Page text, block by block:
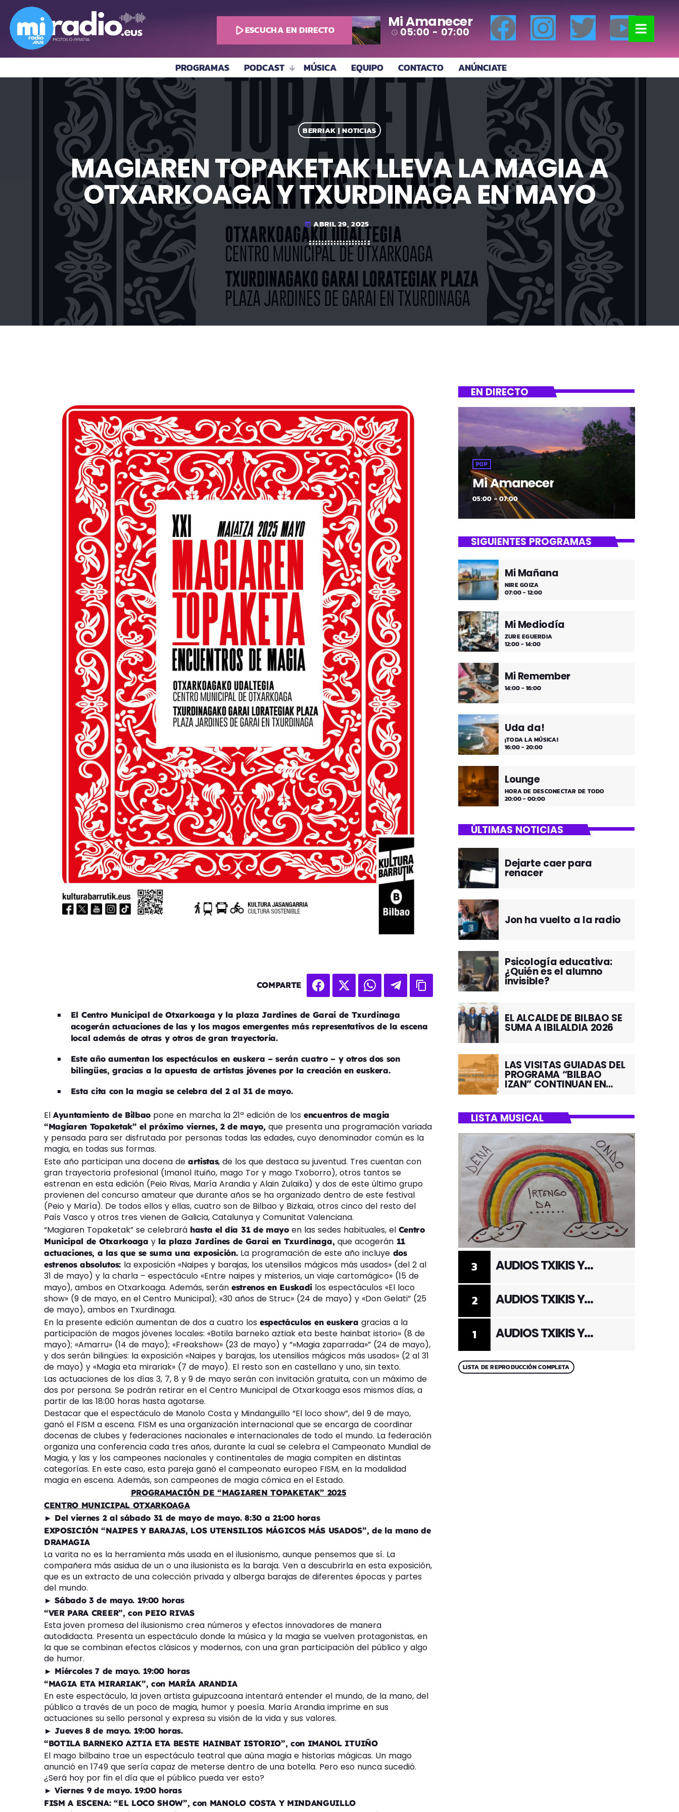
play_arrowESCUCHA EN DIRECTO Mi Amanecer
access_time 05:00 - 07:00
PROGRAMAS PODCAST MÚSICA EQUIPO CONTACTO ANÚNCIATE
BERRIAK | NOTICIAS
MAGIAREN TOPAKETAK LLEVA LA MAGIA A
OTXARKOAGA Y TXURDINAGA EN MAYO
today ABRIL 29, 2025
COMPARTE
El Centro Municipal de Otxarkoaga y la plaza Jardines de Garai de Txurdinaga
acogerán actuaciones de las y los magos emergentes más representativos de la escena
local además de otras y otros de gran trayectoria.
Este año aumentan los espectáculos en euskera – serán cuatro – y otros dos son
bilingües, gracias a la apuesta de artistas jóvenes por la creación en euskera.
Esta cita con la magia se celebra del 2 al 31 de mayo.
El Ayuntamiento de Bilbaopone en marcha la 21ª edición de los encuentros de magia
“Magiaren Topaketak” el próximo viernes, 2 de mayo,que presenta una programación variada
y pensada para ser disfrutada por personas todas las edades, cuyo denominador común es la
magia, en todas sus formas.
Este año participan una docena de artistas, de los que destaca su juventud. Tres cuentan con
gran trayectoria profesional (Imanol Ituiño, mago Tor y mago Txoborro), otros tantos se
estrenan en esta edición (Peio Rivas, María Arandia y Alain Zulaika) y dos de este último grupo
provienen del concurso amateur que durante años se ha organizado dentro de este festival
(Peio y María). De todos ellos y ellas, cuatro son de Bilbao y Bizkaia, otros cinco del resto del
País Vasco y otros tres vienen de Galicia, Catalunya y Comunitat Valenciana.
“Magiaren Topaketak” se celebrará hasta el día 31 de mayoen las sedes habituales, el Centro
Municipal de Otxarkoaga yla plaza Jardines de Garai en Txurdinaga, que acogerán11
actuaciones, a las que se suma una exposición. La programación de este año incluyedos
estrenos absolutos: la exposición «Naipes y barajas, los utensilios mágicos más usados» (del 2 al
31 de mayo) y la charla – espectáculo «Entre naipes y misterios, un viaje cartomágico» (15 de
mayo), ambos en Otxarkoaga. Además, serán estrenos en Euskadilos espectáculos «El loco
show» (9 de mayo, en el Centro Municipal); «30 años de Struc» (24 de mayo) y «Don Gelati” (25
de mayo), ambos en Txurdinaga.
En la presente edición aumentan de dos a cuatro los espectáculos en euskeragracias a la
participación de magos jóvenes locales: «Botila barneko aztiak eta beste hainbat istorio» (8 de
mayo); «Amarru» (14 de mayo); «Freakshow» (23 de mayo) y “»Magia zaparrada»” (24 de mayo),
y dos serán bilingües: la exposición «Naipes y barajas, los utensilios mágicos más usados» (2 al 31
de mayo) y «Magia eta mirariak» (7 de mayo). El resto son en castellano y uno, sin texto.
Las actuaciones de los días 3, 7, 8 y 9 de mayo serán con invitación gratuita, con un máximo de
dos por persona. Se podrán retirar en el Centro Municipal de Otxarkoaga esos mismos días, a
partir de las 18:00 horas hasta agotarse.
Destacar que el espectáculo de Manolo Costa y Mindanguillo “El loco show”, del 9 de mayo,
ganó el FISM a escena. FISM es una organización internacional que se encarga de coordinar
docenas de clubes y federaciones nacionales e internacionales de todo el mundo. ​La federación
organiza una conferencia cada tres años, durante la cual se celebra el Campeonato Mundial de
Magia, y las y los campeones nacionales y continentales de magia compiten en distintas
categorías. En este caso, esta pareja ganó el campeonato europeo FISM, en la modalidad
magia en escena. Además, son campeones de magia cómica en el Estado.
PROGRAMACIÓN DE “MAGIAREN TOPAKETAK” 2025
CENTRO MUNICIPAL OTXARKOAGA
► Del viernes 2 al sábado 31 de mayo de mayo. 8:30 a 21:00 horas
EXPOSICIÓN “NAIPES Y BARAJAS, LOS UTENSILIOS MÁGICOS MÁS USADOS”, de la mano de
DRAMAGIA
La varita no es la herramienta más usada en el ilusionismo, aunque pensemos que sí. La
compañera más asidua de un o una ilusionista es la baraja. Ven a descubrirla en esta exposición,
que es un extracto de una colección privada y alberga barajas de diferentes épocas y partes
del mundo.
► Sábado 3 de mayo. 19:00 horas
“VER PARA CREER”, con PEIO RIVAS
Esta joven promesa del ilusionismo crea números y efectos innovadores de manera
autodidacta. Presenta un espectáculo donde la música y la magia se vuelven protagonistas, en
la que se combinan efectos clásicos y modernos, con una gran participación del público y algo
de humor.
► Miércoles 7 de mayo. 19:00 horas
“MAGIA ETA MIRARIAK”, con MARÍA ARANDIA
En este espectáculo, la joven artista guipuzcoana intentará entender el mundo, de la mano, del
público a través de un poco de magia, humor y poesía. María Arandia imprime en sus
actuaciones su sello personal y expresa su visión de la vida y sus valores.
► Jueves 8 de mayo. 19:00 horas.
“BOTILA BARNEKO AZTIA ETA BESTE HAINBAT ISTORIO”, con IMANOL ITUIÑO
El mago bilbaino trae un espectáculo teatral que aúna magia e historias mágicas. Un mago
anunció en 1749 que sería capaz de meterse dentro de una botella. Pero eso nunca sucedió.
¿Será hoy por fin el día que el público pueda ver esto?
► Viernes 9 de mayo. 19:00 horas
FISM A ESCENA: “EL LOCO SHOW”, con MANOLO COSTA Y MINDANGUILLO
EN DIRECTO
POP
Mi Amanecer
05:00 - 07:00
SIGUIENTES PROGRAMAS
Mi Mañana
NIRE GOIZA
07:00 - 12:00
Mi Mediodía
ZURE EGUERDIA
12:00 - 14:00
Mi Remember
14:00 - 16:00
Uda da!
¡TODA LA MÚSICA!
16:00 - 20:00
Lounge
HORA DE DESCONECTAR DE TODO
20:00 - 00:00
ÚLTIMAS NOTICIAS
Dejarte caer para
renacer
Jon ha vuelto a la radio
Psicología educativa:
¿Quién es el alumno
invisible?
EL ALCALDE DE BILBAO SE
SUMA A IBILALDIA 2026
LAS VISITAS GUIADAS DEL
PROGRAMA “BILBAO
IZAN” CONTINUAN EN
LISTA MUSICAL
1 AUDIOS TXIKIS Y
2 AUDIOS TXIKIS Y
3 AUDIOS TXIKIS Y
LISTA DE REPRODUCCIÓN COMPLETA